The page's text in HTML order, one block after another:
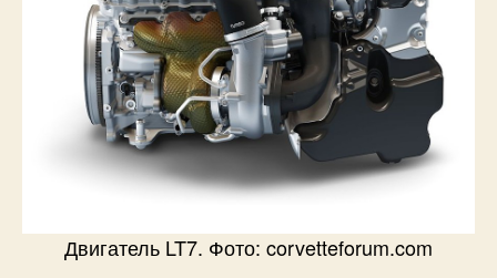
Двигатель LT7. Фото: corvetteforum.com​